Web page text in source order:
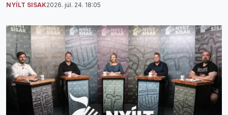
NYÍLT SISAK2026. júl. 24. 18:05